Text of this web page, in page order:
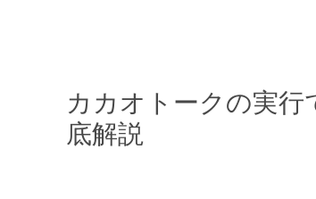
カカオトークの実行
底解説